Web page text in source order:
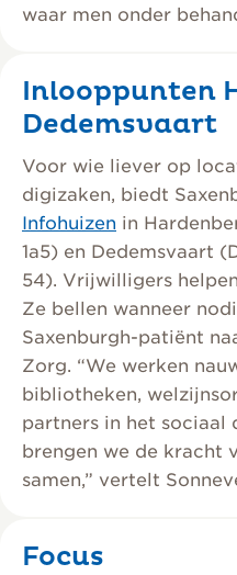
waar men onder
Inlooppunten
Dedemsvaart
Voor wie liever op
digizaken, biedt
Infohuizen in
1a5) en Dedemsvaart
54). Vrijwilligers
Ze bellen wanneer
Saxenburgh-patiënt
Zorg. “We werken
bibliotheken,
partners in het sociaal
brengen we de kracht
samen,” vertelt
Focus